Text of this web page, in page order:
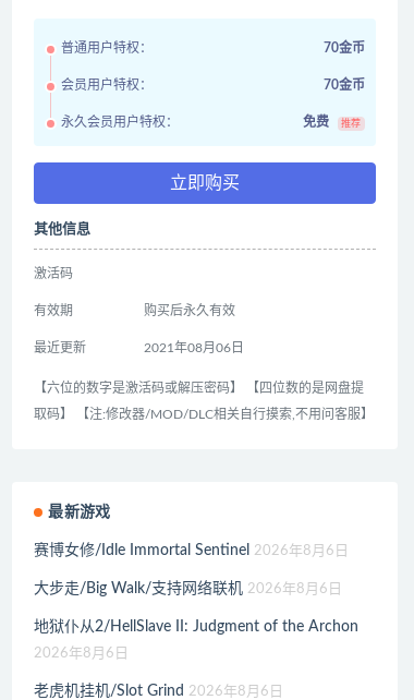
普通用户特权： 70金币
会员用户特权： 70金币
永久会员用户特权： 免费 推荐
立即购买
其他信息
激活码
有效期 购买后永久有效
最近更新 2021年08月06日
【六位的数字是激活码或解压密码】 【四位数的是网盘提
取码】 【注:修改器/MOD/DLC相关自行摸索,不用问客服】
最新游戏
赛博女修/Idle Immortal Sentinel 2026年8月6日
大步走/Big Walk/支持网络联机 2026年8月6日
地狱仆从2/HellSlave II: Judgment of the Archon
2026年8月6日
老虎机挂机/Slot Grind 2026年8月6日